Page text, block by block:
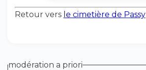
Retour vers le cimetière de Passy
modération a priori